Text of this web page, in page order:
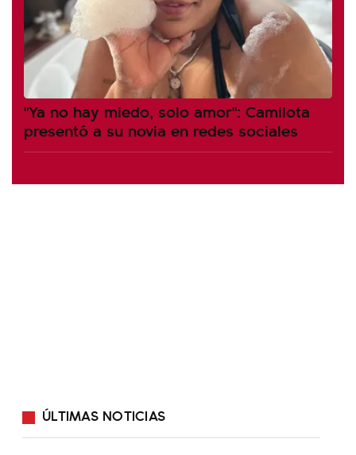
"Ya no hay miedo, solo amor": Camilota
presentó a su novia en redes sociales
ÚLTIMAS NOTICIAS